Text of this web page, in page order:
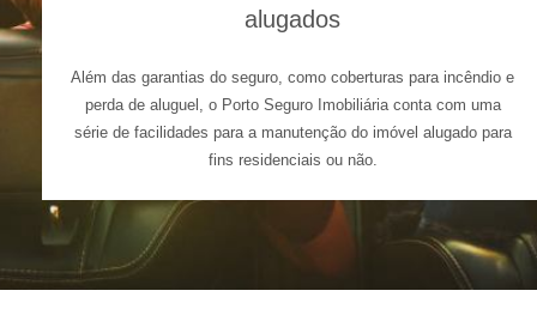
alugados
Além das garantias do seguro, como coberturas para incêndio e
perda de aluguel, o Porto Seguro Imobiliária conta com uma
série de facilidades para a manutenção do imóvel alugado para
fins residenciais ou não.